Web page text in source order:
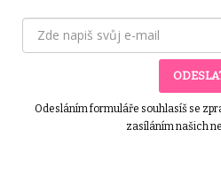
z 5
MONI
Tato výzva mi příliš
Odesláním formuláře souhlasíš se
zasíláním našich